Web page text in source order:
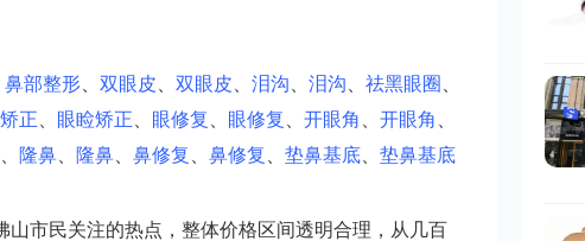
鼻部整形 双眼皮 双眼皮 泪沟 泪沟 祛黑眼圈
正 眼睑矫正 眼修复 眼修复 开眼角 开眼角
隆鼻 隆鼻 鼻修复 鼻修复 垫鼻基底 垫鼻基底
市民关注的热点，整体价格区间透明合理，从几百